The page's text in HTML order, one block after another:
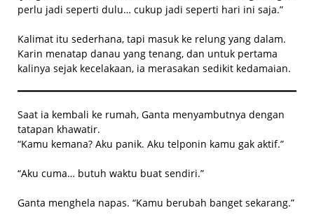
perlu jadi seperti dulu… cukup jadi seperti hari ini saja.”
Kalimat itu sederhana, tapi masuk ke relung yang dalam.
Karin menatap danau yang tenang, dan untuk pertama
kalinya sejak kecelakaan, ia merasakan sedikit kedamaian.
Saat ia kembali ke rumah, Ganta menyambutnya dengan
tatapan khawatir.
“Kamu kemana? Aku panik. Aku telponin kamu gak aktif.”
“Aku cuma… butuh waktu buat sendiri.”
Ganta menghela napas. “Kamu berubah banget sekarang.”